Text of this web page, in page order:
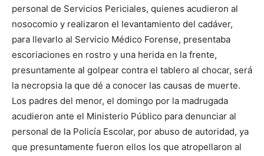
personal de Servicios Periciales, quienes acudieron al
nosocomio y realizaron el levantamiento del cadáver,
para llevarlo al Servicio Médico Forense, presentaba
escoriaciones en rostro y una herida en la frente,
presuntamente al golpear contra el tablero al chocar, será
la necropsia la que dé a conocer las causas de muerte.
Los padres del menor, el domingo por la madrugada
acudieron ante el Ministerio Público para denunciar al
personal de la Policía Escolar, por abuso de autoridad, ya
que presuntamente fueron ellos los que atropellaron al